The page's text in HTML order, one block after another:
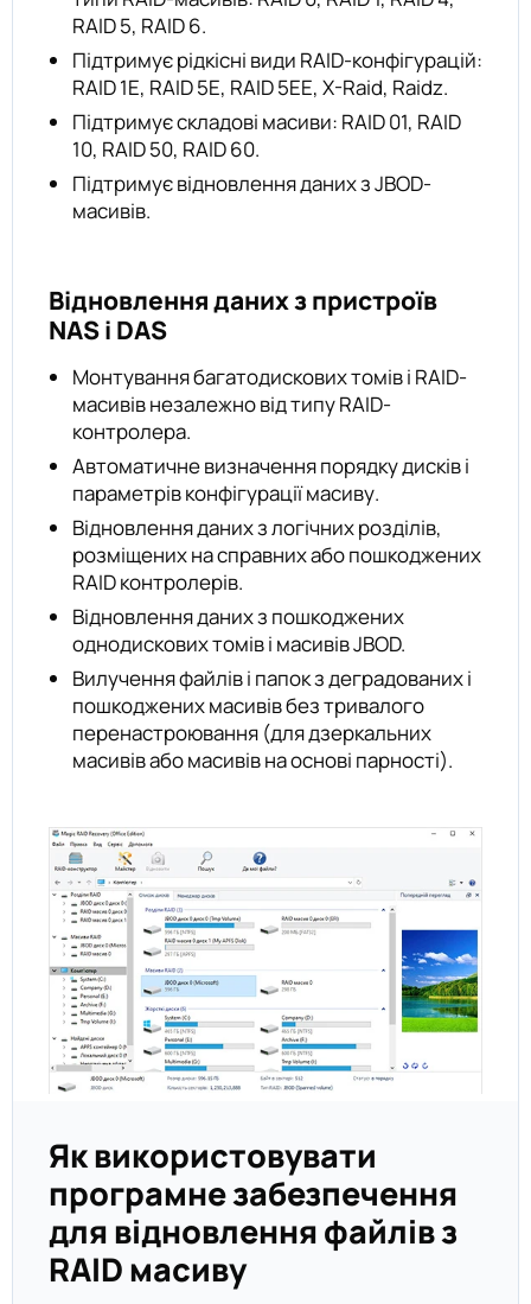
RAID 5, RAID 6.
Підтримує рідкісні види RAID-конфігурацій:
RAID 1E, RAID 5E, RAID 5EE, X-Raid, Raidz.
Підтримує складові масиви: RAID 01, RAID
10, RAID 50, RAID 60.
Підтримує відновлення даних з JBOD-
масивів.
Відновлення даних з пристроїв
NAS і DAS
Монтування багатодискових томів і RAID-
масивів незалежно від типу RAID-
контролера.
Автоматичне визначення порядку дисків і
параметрів конфігурації масиву.
Відновлення даних з логічних розділів,
розміщених на справних або пошкоджених
RAID контролерів.
Відновлення даних з пошкоджених
однодискових томів і масивів JBOD.
Вилучення файлів і папок з деградованих і
пошкоджених масивів без тривалого
перенастроювання (для дзеркальних
масивів або масивів на основі парності).
Як використовувати
програмне забезпечення
для відновлення файлів з
RAID масиву